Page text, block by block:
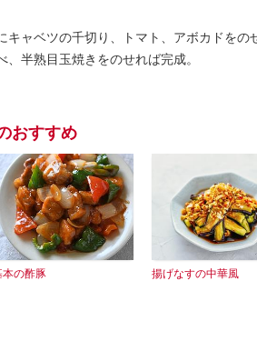
キャベツの千切り、トマト、アボカドをの
半熟目玉焼きをのせれば完成。
おすすめ
本の酢豚 揚げなすの中華風